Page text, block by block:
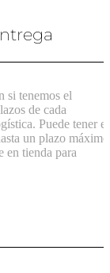
si tenemos el
de cada
Puede tener el
un plazo máximo
en tienda para